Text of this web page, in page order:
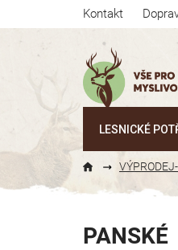
Kontakt
LESNICKÉ
PANSKÉ